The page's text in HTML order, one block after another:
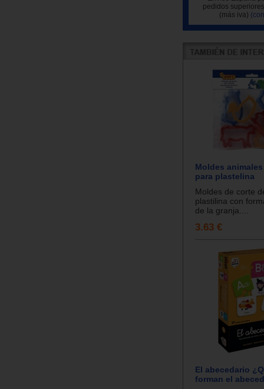
pedidos
(más iva)
Moldes
para plastelina
Moldes de corte
plastilina con
de la granja....
3.63 €
El abecedario
forman el